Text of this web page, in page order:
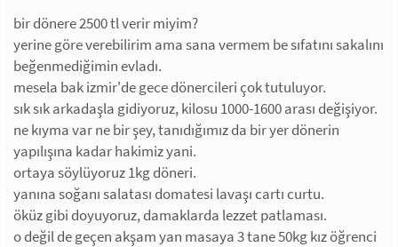
bir dönere 2500 tl verir miyim?
yerine göre verebilirim ama sana vermem be sıfatını sakalını
beğenmediğimin evladı.
mesela bak izmir'de gece dönercileri çok tutuluyor.
sık sık arkadaşla gidiyoruz, kilosu 1000-1600 arası değişiyor.
ne kıyma var ne bir şey, tanıdığımız da bir yer dönerin
yapılışına kadar hakimiz yani.
ortaya söylüyoruz 1kg döneri.
yanına soğanı salatası domatesi lavaşı cartı curtu.
öküz gibi doyuyoruz, damaklarda lezzet patlaması.
o değil de geçen akşam yan masaya 3 tane 50kg kız öğrenci